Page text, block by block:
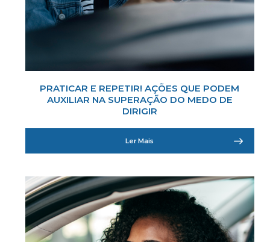
PRATICAR E REPETIR! AÇÕES QUE PODEM
AUXILIAR NA SUPERAÇÃO DO MEDO DE
DIRIGIR
Ler Mais